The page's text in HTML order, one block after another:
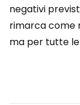
negativi
rimarca come
ma per tutte